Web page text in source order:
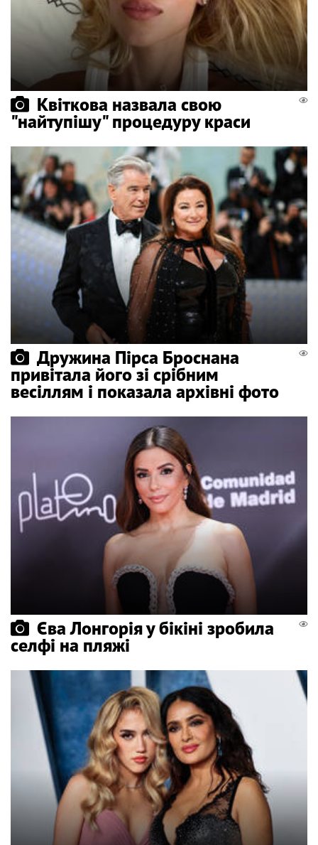
Квіткова назвала свою
"найтупішу" процедуру краси
Дружина Пірса Броснана
привітала його зі срібним
весіллям і показала архівні фото
Єва Лонгорія у бікіні зробила
селфі на пляжі